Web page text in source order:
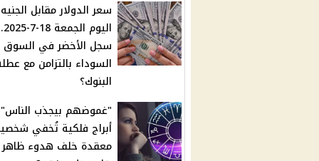
سعر الدولار مقابل الجنيه
سجل الأخضر في السوق
السوداء بالتزامن مع
البنوك؟
أبراج فلكية تُخفي
معقدة خلف هدوء